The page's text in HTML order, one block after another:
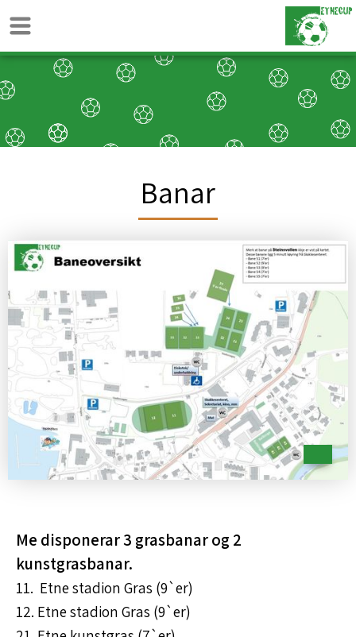
Banar
Me disponerar 3 grasbanar og 2
kunstgrasbanar.
11. Etne stadion Gras (9`er)
12. Etne stadion Gras (9`er)